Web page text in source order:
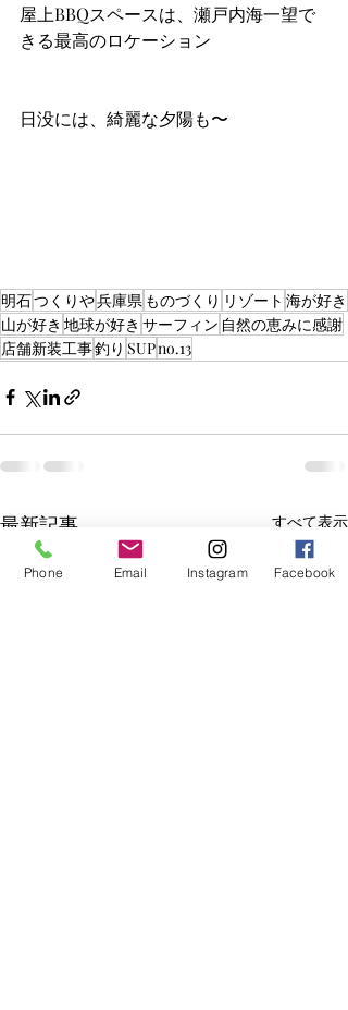
屋上BBQスペースは、瀬戸内海一望で
きる最高のロケーション
日没には、綺麗な夕陽も〜
明石つくりや兵庫県 ものづくり リゾート 海が好き
山が好き 地球が好き サーフィン 自然の恵みに感謝
店舗新装工事釣り SUPno.13
最新記事 すべて表示
Phone Email Instagram Facebook